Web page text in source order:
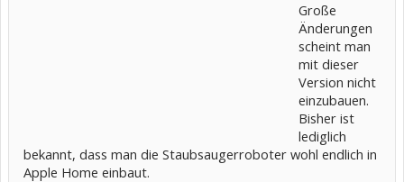
Große
Änderungen
scheint man
mit dieser
Version nicht
einzubauen.
Bisher ist
lediglich
bekannt, dass man die Staubsaugerroboter wohl endlich in
Apple Home einbaut.